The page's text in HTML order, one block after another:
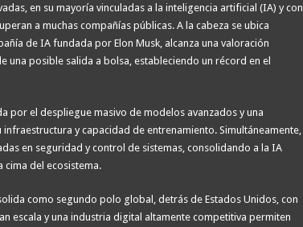
en su mayoría vinculadas a la inteligencia artificial (IA) y con
a muchas compañías públicas. A la cabeza se ubica
de IA fundada por Elon Musk, alcanza una valoración
una posible salida a bolsa, estableciendo un récord en el
por el despliegue masivo de modelos avanzados y una
y capacidad de entrenamiento. Simultáneamente,
en seguridad y control de sistemas, consolidando a la IA
cima del ecosistema.
como segundo polo global, detrás de Estados Unidos, con
escala y una industria digital altamente competitiva permiten